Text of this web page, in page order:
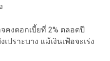
คงดอกเบี้ยที่ 2% ตลอดปี
ปราะบาง แม้เงินเฟ้อจะเร่ง